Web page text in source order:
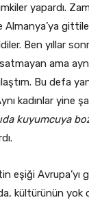
yapardı.
Almanya’ya
Ben yıllar
ama
Bu defa
kadınlar yine
kuyumcuya
eşiği
kültürünün yok